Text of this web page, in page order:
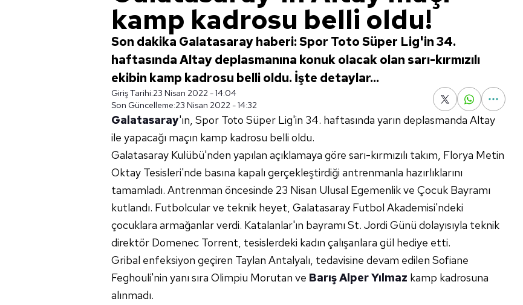
kamp kadrosu belli oldu!
Son dakika Galatasaray haberi: Spor Toto Süper Lig'in 34.
haftasında Altay deplasmanına konuk olacak olan sarı-kırmızılı
ekibin kamp kadrosu belli oldu. İşte detaylar...
Giriş Tarihi:23 Nisan 2022 - 14:04
Son Güncelleme:23 Nisan 2022 - 14:32
Galatasaray'ın, Spor Toto Süper Lig'in 34. haftasında yarın deplasmanda Altay
ile yapacağı maçın kamp kadrosu belli oldu.
Galatasaray Kulübü'nden yapılan açıklamaya göre sarı-kırmızılı takım, Florya Metin
Oktay Tesisleri'nde basına kapalı gerçekleştirdiği antrenmanla hazırlıklarını
tamamladı. Antrenman öncesinde 23 Nisan Ulusal Egemenlik ve Çocuk Bayramı
kutlandı. Futbolcular ve teknik heyet, Galatasaray Futbol Akademisi'ndeki
çocuklara armağanlar verdi. Katalanlar'ın bayramı St. Jordi Günü dolayısıyla teknik
direktör Domenec Torrent, tesislerdeki kadın çalışanlara gül hediye etti.
Gribal enfeksiyon geçiren Taylan Antalyalı, tedavisine devam edilen Sofiane
Feghouli'nin yanı sıra Olimpiu Morutan ve Barış Alper Yılmaz kamp kadrosuna
alınmadı.